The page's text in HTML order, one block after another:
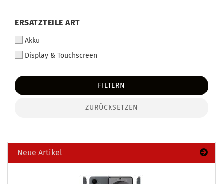
ERSATZTEILE ART
Akku
Display & Touchscreen
FILTERN
ZURÜCKSETZEN
Neue Artikel